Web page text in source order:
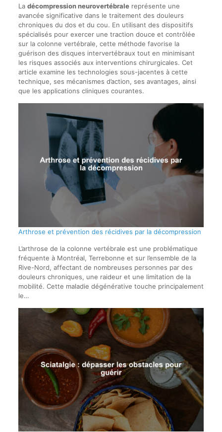
La décompression neurovertébralereprésente une
avancée significative dans le traitement des douleurs
chroniques du dos et du cou. En utilisant des dispositifs
spécialisés pour exercer une traction douce et contrôlée
sur la colonne vertébrale, cette méthode favorise la
guérison des disques intervertébraux tout en minimisant
les risques associés aux interventions chirurgicales. Cet
article examine les technologies sous-jacentes à cette
technique, ses mécanismes d’action, ses avantages, ainsi
que les applications cliniques courantes.
Arthrose et prévention des récidives par la décompression
L’arthrose de la colonne vertébrale est une problématique
fréquente à Montréal, Terrebonne et sur l’ensemble de la
Rive-Nord, affectant de nombreuses personnes par des
douleurs chroniques, une raideur et une limitation de la
mobilité. Cette maladie dégénérative touche principalement
le…